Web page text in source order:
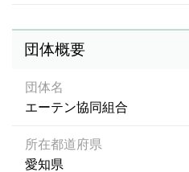
団体概要
団体名
エーテン協同組合
所在都道府県
愛知県